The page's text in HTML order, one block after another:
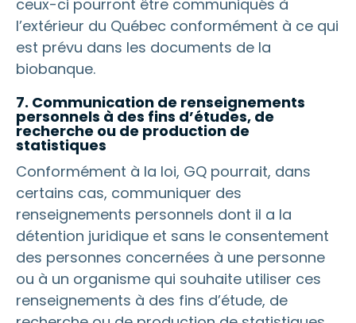
ceux-ci pourront être communiqués à
l’extérieur du Québec conformément à ce qui
est prévu dans les documents de la
biobanque.
7. Communication de renseignements
personnels à des fins d’études, de
recherche ou de production de
statistiques
Conformément à la loi, GQ pourrait, dans
certains cas, communiquer des
renseignements personnels dont il a la
détention juridique et sans le consentement
des personnes concernées à une personne
ou à un organisme qui souhaite utiliser ces
renseignements à des fins d’étude, de